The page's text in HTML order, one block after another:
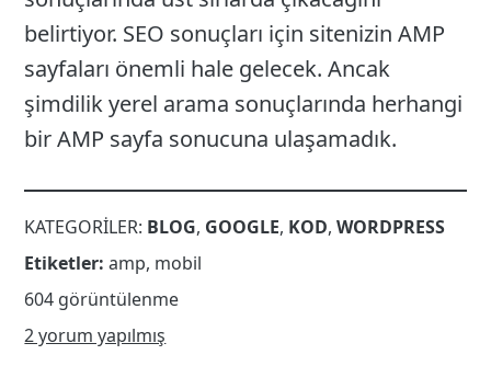
belirtiyor. SEO sonuçları için sitenizin AMP
sayfaları önemli hale gelecek. Ancak
şimdilik yerel arama sonuçlarında herhangi
bir AMP sayfa sonucuna ulaşamadık.
KATEGORILER: BLOG, GOOGLE, KOD,WORDPRESS
Etiketler: amp, mobil
604 görüntülenme
2 yorum yapılmış